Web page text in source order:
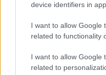
device identifiers in
I want to allow Google
related to functionality
I want to allow Google
related to
Acquisizione